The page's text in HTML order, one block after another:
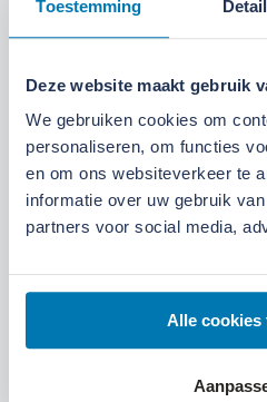
Toestemming
Deze website maakt gebruik
We gebruiken cookies om
personaliseren, om functies
en om ons websiteverkeer te
informatie over uw gebruik
partners voor social media,
Alle cookies